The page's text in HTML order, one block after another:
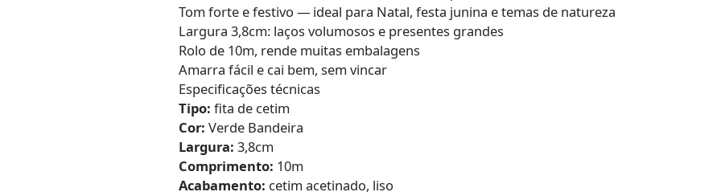
Tom forte e festivo — ideal para Natal, festa junina e temas de natureza
Largura 3,8cm: laços volumosos e presentes grandes
Rolo de 10m, rende muitas embalagens
Amarra fácil e cai bem, sem vincar
Especificações técnicas
Tipo: fita de cetim
Cor: Verde Bandeira
Largura: 3,8cm
Comprimento: 10m
Acabamento: cetim acetinado, liso